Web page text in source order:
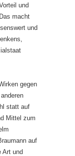
und
macht
und
gegen
statt auf
Mittel zum
auf
Art und